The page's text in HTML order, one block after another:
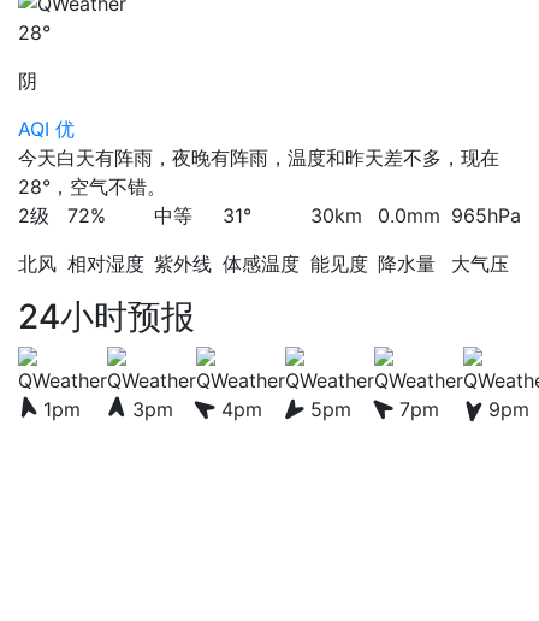
28°
阴
AQI 优
今天白天有阵雨，夜晚有阵雨，温度和昨天差不多，现在
28°，空气不错。
2级
北风
72%
相对湿度
中等
紫外线
31°
体感温度
30km
能见度
0.0mm
降水量
965hPa
大气压
24小时预报
1pm 3pm 4pm 5pm 7pm 9pm